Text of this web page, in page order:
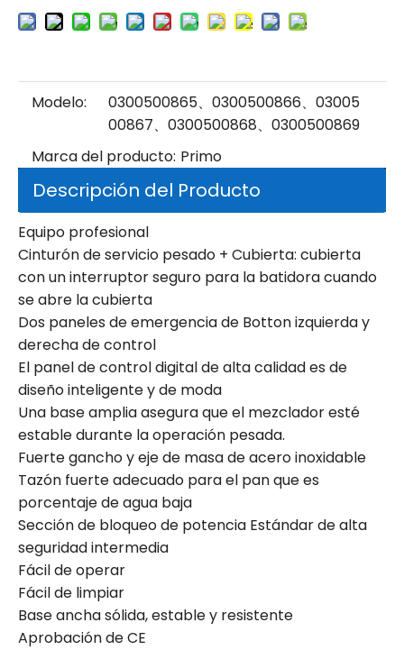
Modelo:
0300500865、0300500866、03005
00867、0300500868、0300500869
Marca del producto: Primo
Descripción del Producto
Equipo profesional
Cinturón de servicio pesado + Cubierta: cubierta
con un interruptor seguro para la batidora cuando
se abre la cubierta
Dos paneles de emergencia de Botton izquierda y
derecha de control
El panel de control digital de alta calidad es de
diseño inteligente y de moda
Una base amplia asegura que el mezclador esté
estable durante la operación pesada.
Fuerte gancho y eje de masa de acero inoxidable
Tazón fuerte adecuado para el pan que es
porcentaje de agua baja
Sección de bloqueo de potencia Estándar de alta
seguridad intermedia
Fácil de operar
Fácil de limpiar
Base ancha sólida, estable y resistente
Aprobación de CE